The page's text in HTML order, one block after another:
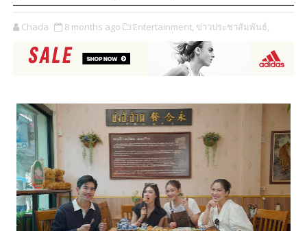
Chada 8 months ago Entertainment, ข่าวประชาสัมพันธ์,